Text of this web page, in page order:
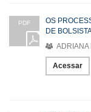
PDF
OS
DE
ADRIANA
Acessar